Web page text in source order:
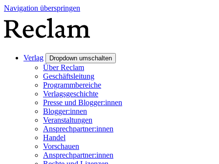
Navigation überspringen
Verlag Dropdown umschalten
Über Reclam
Geschäftsleitung
Programmbereiche
Verlagsgeschichte
Presse und Blogger:innen
Blogger:innen
Veranstaltungen
Ansprechpartner:innen
Handel
Vorschauen
Ansprechpartner:innen